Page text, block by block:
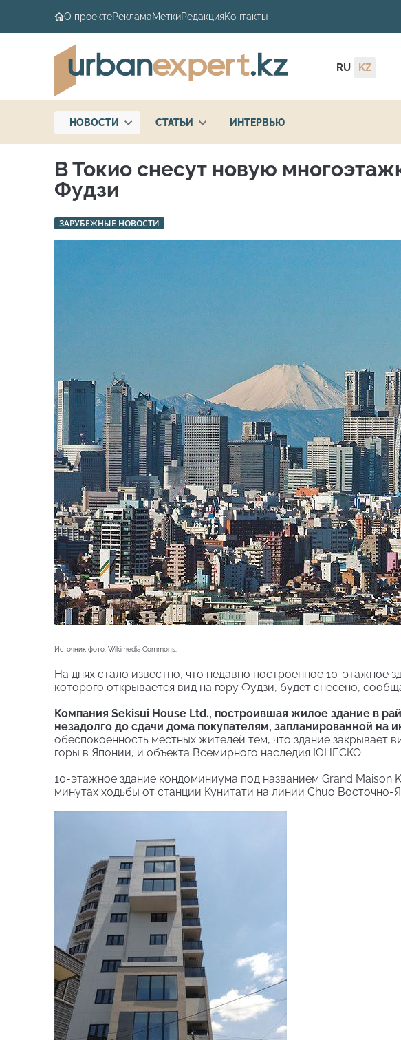
О проектеРекламаМеткиРедакцияКонтакты
RU KZ
НОВОСТИ СТАТЬИ ИНТЕРВЬЮ
В Токио снесут новую
Фудзи
ЗАРУБЕЖНЫЕ НОВОСТИ
Источник фото: Wikimedia Commons.
На днях стало известно, что недавно построенное 10-этажное
которого открывается вид на гору Фудзи, будет снесено,
Компания Sekisui House Ltd., построившая жилое здание в
незадолго до сдачи дома покупателям, запланированной на
обеспокоенность местных жителей тем, что здание
горы в Японии, и объекта Всемирного наследия ЮНЕСКО.
10-этажное здание кондоминиума под названием Grand Maison
минутах ходьбы от станции Кунитати на линии Chuo Восточно-